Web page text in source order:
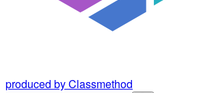
produced by Classmethod